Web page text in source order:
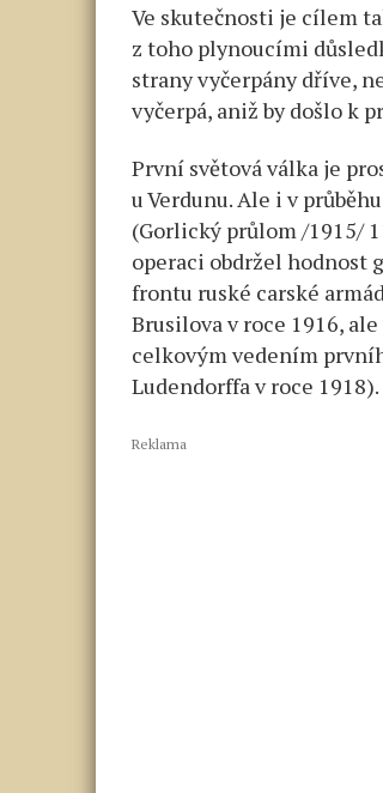
Ve skutečnosti je cílem
z toho plynoucími
strany vyčerpány dříve,
vyčerpá, aniž by došlo k
První světová válka je
u Verdunu. Ale i v
(Gorlický průlom /1915/
operaci obdržel hodnost
frontu ruské carské
Brusilova v roce 1916,
celkovým vedením
Ludendorffa v roce 1918).
Reklama